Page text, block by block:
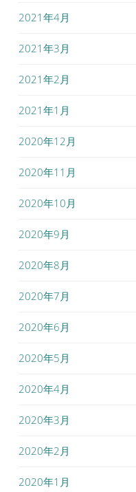
2021年4月
2021年3月
2021年2月
2021年1月
2020年12月
2020年11月
2020年10月
2020年9月
2020年8月
2020年7月
2020年6月
2020年5月
2020年4月
2020年3月
2020年2月
2020年1月